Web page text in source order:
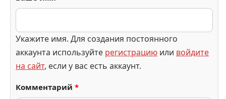
Укажите имя. Для создания постоянного
аккаунта используйте регистрацию или войдите
на сайт, если у вас есть аккаунт.
Комментарий *